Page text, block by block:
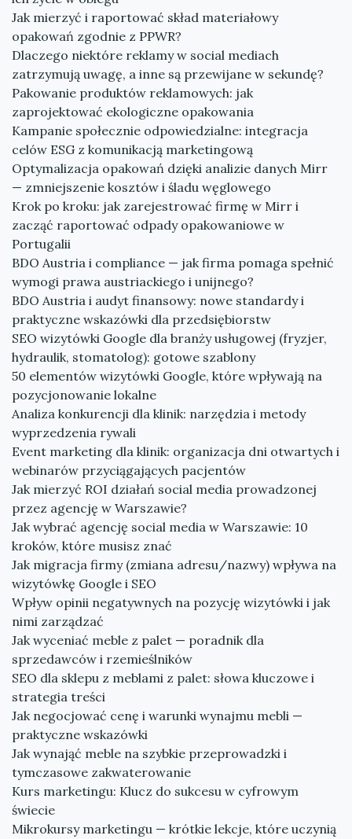
Jak mierzyć i raportować skład materiałowy
opakowań zgodnie z PPWR?
Dlaczego niektóre reklamy w social mediach
zatrzymują uwagę, a inne są przewijane w sekundę?
Pakowanie produktów reklamowych: jak
zaprojektować ekologiczne opakowania
Kampanie społecznie odpowiedzialne: integracja
celów ESG z komunikacją marketingową
Optymalizacja opakowań dzięki analizie danych Mirr
— zmniejszenie kosztów i śladu węglowego
Krok po kroku: jak zarejestrować firmę w Mirr i
zacząć raportować odpady opakowaniowe w
Portugalii
BDO Austria i compliance — jak firma pomaga spełnić
wymogi prawa austriackiego i unijnego?
BDO Austria i audyt finansowy: nowe standardy i
praktyczne wskazówki dla przedsiębiorstw
SEO wizytówki Google dla branży usługowej (fryzjer,
hydraulik, stomatolog): gotowe szablony
50 elementów wizytówki Google, które wpływają na
pozycjonowanie lokalne
Analiza konkurencji dla klinik: narzędzia i metody
wyprzedzenia rywali
Event marketing dla klinik: organizacja dni otwartych i
webinarów przyciągających pacjentów
Jak mierzyć ROI działań social media prowadzonej
przez agencję w Warszawie?
Jak wybrać agencję social media w Warszawie: 10
kroków, które musisz znać
Jak migracja firmy (zmiana adresu/nazwy) wpływa na
wizytówkę Google i SEO
Wpływ opinii negatywnych na pozycję wizytówki i jak
nimi zarządzać
Jak wyceniać meble z palet — poradnik dla
sprzedawców i rzemieślników
SEO dla sklepu z meblami z palet: słowa kluczowe i
strategia treści
Jak negocjować cenę i warunki wynajmu mebli —
praktyczne wskazówki
Jak wynająć meble na szybkie przeprowadzki i
tymczasowe zakwaterowanie
Kurs marketingu: Klucz do sukcesu w cyfrowym
świecie
Mikrokursy marketingu — krótkie lekcje, które uczynią